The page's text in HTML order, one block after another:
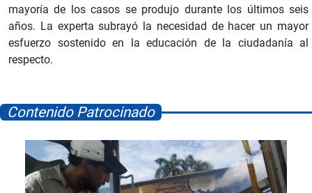
mayoría de los casos se produjo durante los últimos seis
años. La experta subrayó la necesidad de hacer un mayor
esfuerzo sostenido en la educación de la ciudadanía al
respecto.
Contenido Patrocinado